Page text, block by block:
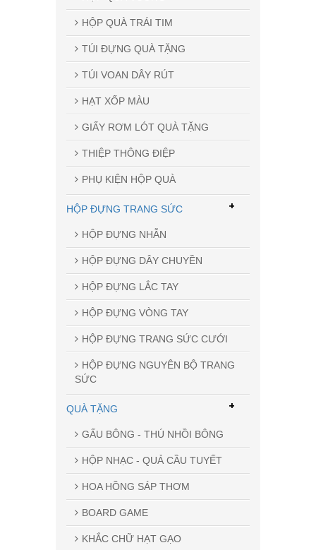
HỘP QUÀ TRÁI TIM
TÚI ĐỰNG QUÀ TẶNG
TÚI VOAN DÂY RÚT
HẠT XỐP MÀU
GIẤY RƠM LÓT QUÀ TẶNG
THIỆP THÔNG ĐIỆP
PHỤ KIỆN HỘP QUÀ
HỘP ĐỰNG TRANG SỨC
HỘP ĐỰNG NHẪN
HỘP ĐỰNG DÂY CHUYỀN
HỘP ĐỰNG LẮC TAY
HỘP ĐỰNG VÒNG TAY
HỘP ĐỰNG TRANG SỨC CƯỚI
HỘP ĐỰNG NGUYÊN BỘ TRANG
SỨC
+
QUÀ TẶNG
GẤU BÔNG - THÚ NHỒI BÔNG
HỘP NHẠC - QUẢ CẦU TUYẾT
HOA HỒNG SÁP THƠM
BOARD GAME
KHẮC CHỮ HẠT GẠO
+